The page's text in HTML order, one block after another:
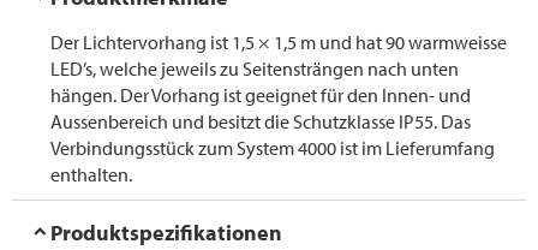
Der Lichtervorhang ist 1,5 × 1,5 m und hat 90 warmweisse
LED’s, welche jeweils zu Seitensträngen nach unten
hängen. Der Vorhang ist geeignet für den Innen- und
Aussenbereich und besitzt die Schutzklasse IP55. Das
Verbindungsstück zum System 4000 ist im Lieferumfang
enthalten.
Produktspezifikationen